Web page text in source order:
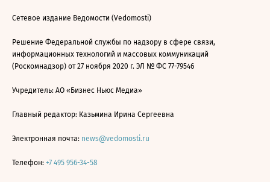
Сетевое издание Ведомости (Vedomosti)
Решение Федеральной службы по надзору в сфере связи,
информационных технологий и массовых коммуникаций
(Роскомнадзор) от 27 ноября 2020 г. ЭЛ № ФС 77-79546
Учредитель: АО «Бизнес Ньюс Медиа»
Главный редактор: Казьмина Ирина Сергеевна
Электронная почта: news@vedomosti.ru
Телефон: +7 495 956-34-58